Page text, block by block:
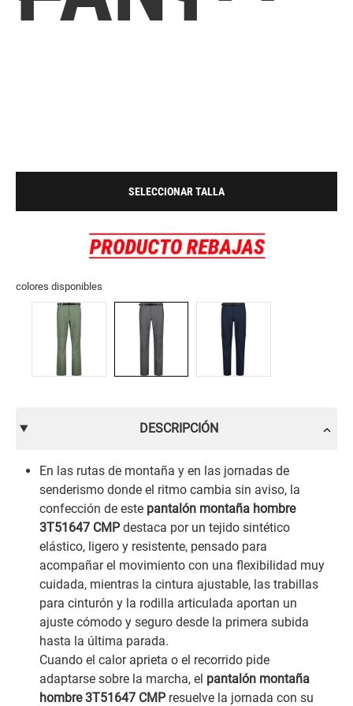
SELECCIONAR TALLA
colores disponibles
DESCRIPCIÓN
En las rutas de montaña y en las jornadas de
senderismo donde el ritmo cambia sin aviso, la
confección de este pantalón montaña hombre
3T51647 CMPdestaca por un tejido sintético
elástico, ligero y resistente, pensado para
acompañar el movimiento con una flexibilidad muy
cuidada, mientras la cintura ajustable, las trabillas
para cinturón y la rodilla articulada aportan un
ajuste cómodo y seguro desde la primera subida
hasta la última parada.
Cuando el calor aprieta o el recorrido pide
adaptarse sobre la marcha, el pantalón montaña
hombre 3T51647 CMPresuelve la jornada con su